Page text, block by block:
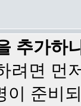
추가하
려면 먼
이 준비